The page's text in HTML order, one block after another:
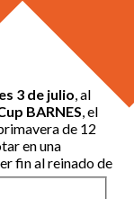
3 de julio , al
BARNES , el
de 12
en una
fin al reinado de